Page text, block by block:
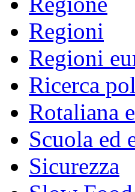
Regioni
Regioni
Ricerca
Rotaliana
Scuola ed
Sicurezza